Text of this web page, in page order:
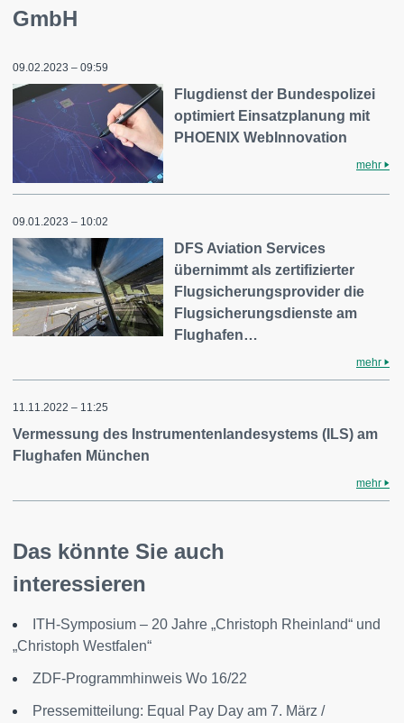
GmbH
09.02.2023 – 09:59
Flugdienst der Bundespolizei
optimiert Einsatzplanung mit
PHOENIX WebInnovation
mehr
09.01.2023 – 10:02
DFS Aviation Services
übernimmt als zertifizierter
Flugsicherungsprovider die
Flugsicherungsdienste am
Flughafen…
mehr
11.11.2022 – 11:25
Vermessung des Instrumentenlandesystems (ILS) am
Flughafen München
mehr
Das könnte Sie auch
interessieren
ITH-Symposium – 20 Jahre „Christoph Rheinland“ und
„Christoph Westfalen“
ZDF-Programmhinweis Wo 16/22
Pressemitteilung: Equal Pay Day am 7. März /